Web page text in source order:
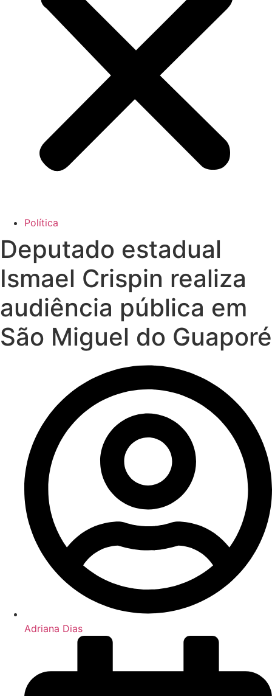
Política
Deputado estadual
Ismael Crispin realiza
audiência pública em
São Miguel do Guaporé
Adriana Dias